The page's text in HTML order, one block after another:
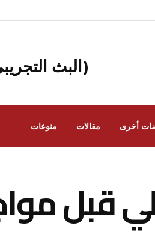
(البث
أخرى مقالات منوعات
قبل